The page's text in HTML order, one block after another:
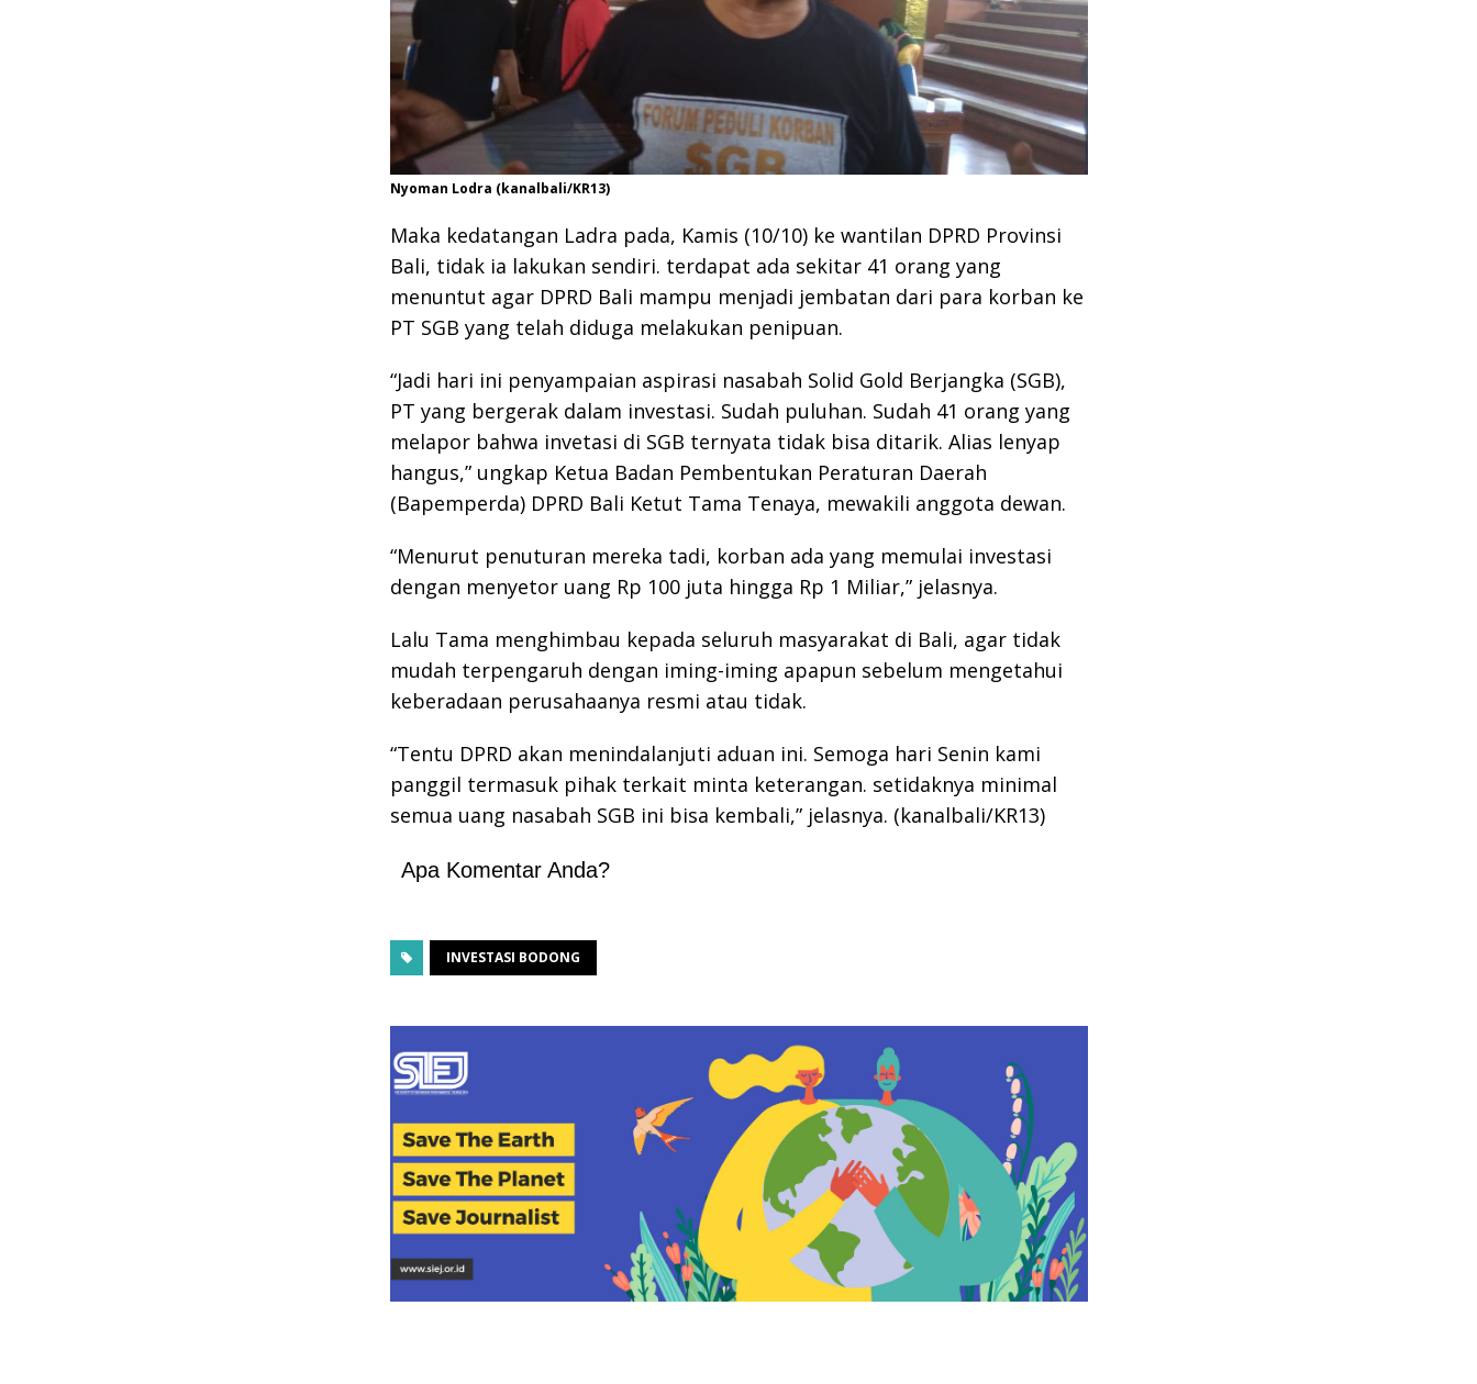
Nyoman Lodra (kanalbali/KR13)
Maka kedatangan Ladra pada, Kamis (10/10) ke wantilan DPRD Provinsi
Bali, tidak ia lakukan sendiri. terdapat ada sekitar 41 orang yang
menuntut agar DPRD Bali mampu menjadi jembatan dari para korban ke
PT SGB yang telah diduga melakukan penipuan.
“Jadi hari ini penyampaian aspirasi nasabah Solid Gold Berjangka (SGB),
PT yang bergerak dalam investasi. Sudah puluhan. Sudah 41 orang yang
melapor bahwa invetasi di SGB ternyata tidak bisa ditarik. Alias lenyap
hangus,” ungkap Ketua Badan Pembentukan Peraturan Daerah
(Bapemperda) DPRD Bali Ketut Tama Tenaya, mewakili anggota dewan.
“Menurut penuturan mereka tadi, korban ada yang memulai investasi
dengan menyetor uang Rp 100 juta hingga Rp 1 Miliar,” jelasnya.
Lalu Tama menghimbau kepada seluruh masyarakat di Bali, agar tidak
mudah terpengaruh dengan iming-iming apapun sebelum mengetahui
keberadaan perusahaanya resmi atau tidak.
“Tentu DPRD akan menindalanjuti aduan ini. Semoga hari Senin kami
panggil termasuk pihak terkait minta keterangan. setidaknya minimal
semua uang nasabah SGB ini bisa kembali,” jelasnya. (kanalbali/KR13)
Apa Komentar Anda?
INVESTASI BODONG